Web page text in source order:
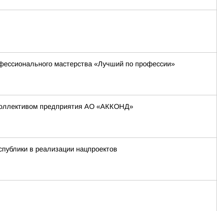
мастерства «Лучший по профессии»
предприятия АО «АККОНД»
в реализации нацпроектов